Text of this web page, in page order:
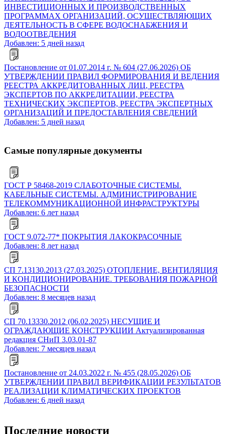
ИНВЕСТИЦИОННЫХ И ПРОИЗВОДСТВЕННЫХ
ПРОГРАММАХ ОРГАНИЗАЦИЙ, ОСУЩЕСТВЛЯЮЩИХ
ДЕЯТЕЛЬНОСТЬ В СФЕРЕ ВОДОСНАБЖЕНИЯ И
ВОДООТВЕДЕНИЯ
Добавлен: 5 дней назад
Постановление от 01.07.2014 г. № 604 (27.06.2026) ОБ
УТВЕРЖДЕНИИ ПРАВИЛ ФОРМИРОВАНИЯ И ВЕДЕНИЯ
РЕЕСТРА АККРЕДИТОВАННЫХ ЛИЦ, РЕЕСТРА
ЭКСПЕРТОВ ПО АККРЕДИТАЦИИ, РЕЕСТРА
ТЕХНИЧЕСКИХ ЭКСПЕРТОВ, РЕЕСТРА ЭКСПЕРТНЫХ
ОРГАНИЗАЦИЙ И ПРЕДОСТАВЛЕНИЯ СВЕДЕНИЙ
Добавлен: 5 дней назад
Самые популярные документы
ГОСТ Р 58468-2019 СЛАБОТОЧНЫЕ СИСТЕМЫ.
КАБЕЛЬНЫЕ СИСТЕМЫ. АДМИНИСТРИРОВАНИЕ
ТЕЛЕКОММУНИКАЦИОННОЙ ИНФРАСТРУКТУРЫ
Добавлен: 6 лет назад
ГОСТ 9.072-77* ПОКРЫТИЯ ЛАКОКРАСОЧНЫЕ
Добавлен: 8 лет назад
СП 7.13130.2013 (27.03.2025) ОТОПЛЕНИЕ, ВЕНТИЛЯЦИЯ
И КОНДИЦИОНИРОВАНИЕ. ТРЕБОВАНИЯ ПОЖАРНОЙ
БЕЗОПАСНОСТИ
Добавлен: 8 месяцев назад
СП 70.13330.2012 (06.02.2025) НЕСУЩИЕ И
ОГРАЖДАЮЩИЕ КОНСТРУКЦИИ Актуализированная
редакция СНиП 3.03.01-87
Добавлен: 7 месяцев назад
Постановление от 24.03.2022 г. № 455 (28.05.2026) ОБ
УТВЕРЖДЕНИИ ПРАВИЛ ВЕРИФИКАЦИИ РЕЗУЛЬТАТОВ
РЕАЛИЗАЦИИ КЛИМАТИЧЕСКИХ ПРОЕКТОВ
Добавлен: 6 дней назад
Последние новости